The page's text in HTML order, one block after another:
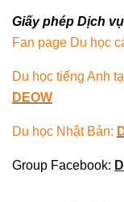
Giấy phép Dịch
Fan page Du học
Du học tiếng Anh
DEOW
Du học Nhật Bản:
Group Facebook: